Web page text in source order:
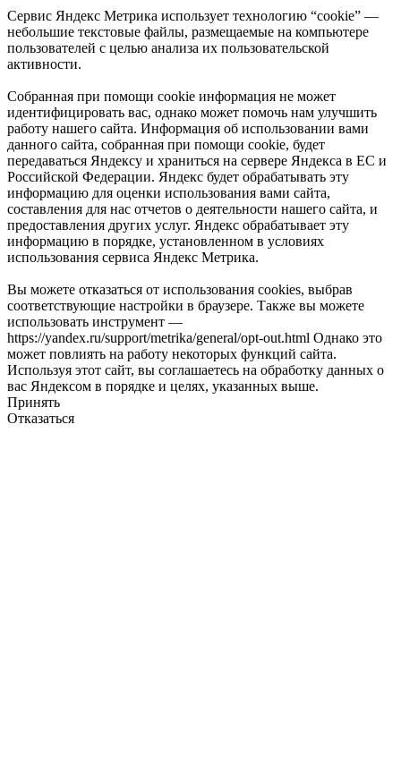
Сервис Яндекс Метрика использует технологию “cookie” —
небольшие текстовые файлы, размещаемые на компьютере
пользователей с целью анализа их пользовательской
активности.
Собранная при помощи cookie информация не может
идентифицировать вас, однако может помочь нам улучшить
работу нашего сайта. Информация об использовании вами
данного сайта, собранная при помощи cookie, будет
передаваться Яндексу и храниться на сервере Яндекса в ЕС и
Российской Федерации. Яндекс будет обрабатывать эту
информацию для оценки использования вами сайта,
составления для нас отчетов о деятельности нашего сайта, и
предоставления других услуг. Яндекс обрабатывает эту
информацию в порядке, установленном в условиях
использования сервиса Яндекс Метрика.
Вы можете отказаться от использования cookies, выбрав
соответствующие настройки в браузере. Также вы можете
использовать инструмент —
https://yandex.ru/support/metrika/general/opt-out.html Однако это
может повлиять на работу некоторых функций сайта.
Используя этот сайт, вы соглашаетесь на обработку данных о
вас Яндексом в порядке и целях, указанных выше.
Принять
Отказаться